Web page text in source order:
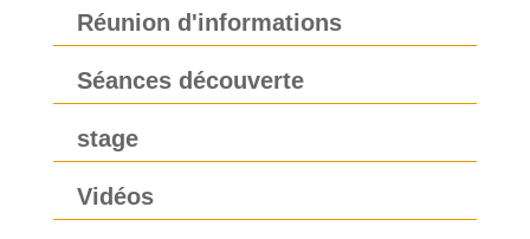
Réunion d'informations
Séances découverte
stage
Vidéos